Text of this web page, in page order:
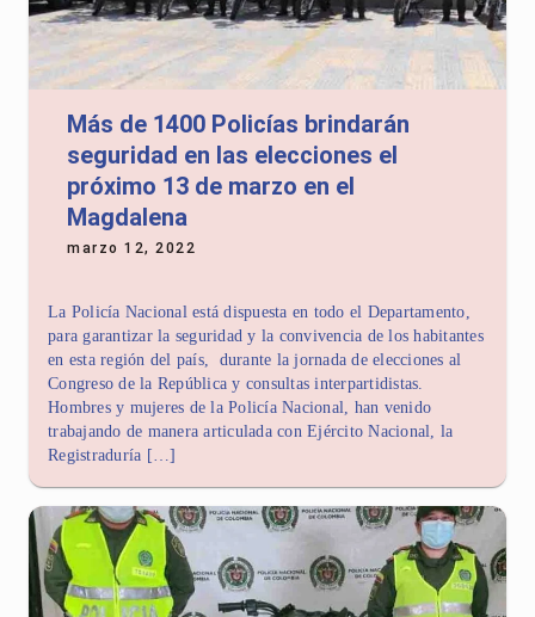
Más de 1400 Policías brindarán
seguridad en las elecciones el
próximo 13 de marzo en el
Magdalena
marzo 12, 2022
La Policía Nacional está dispuesta en todo el Departamento,
para garantizar la seguridad y la convivencia de los habitantes
en esta región del país, durante la jornada de elecciones al
Congreso de la República y consultas interpartidistas.
Hombres y mujeres de la Policía Nacional, han venido
trabajando de manera articulada con Ejército Nacional, la
Registraduría […]